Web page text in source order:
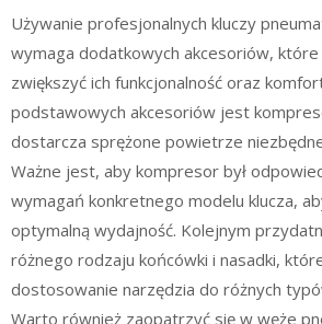
Używanie profesjonalnych kluczy
wymaga dodatkowych akcesoriów, które
zwiększyć ich funkcjonalność oraz
podstawowych akcesoriów jest
dostarcza sprężone powietrze niezbędne
Ważne jest, aby kompresor był
wymagań konkretnego modelu klucza,
optymalną wydajność. Kolejnym
różnego rodzaju końcówki i nasadki,
dostosowanie narzędzia do różnych
Warto również zaopatrzyć się w węże